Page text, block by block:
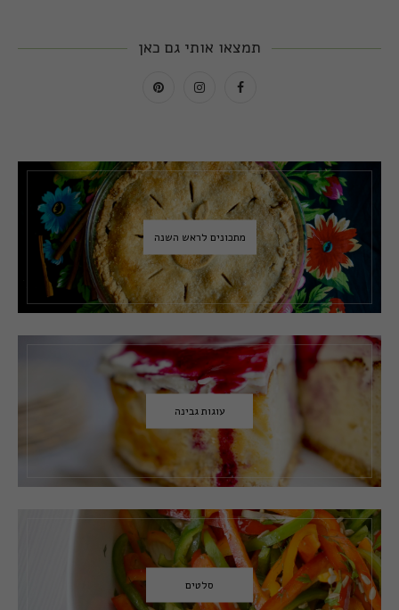
תמצאו אותי גם כאן
מתכונים לראש השנה
עוגות גבינה
סלטים